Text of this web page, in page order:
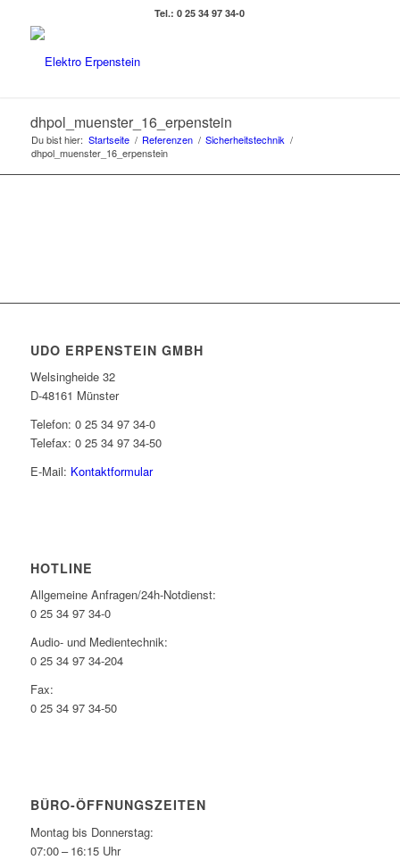
Tel.: 0 25 34 97 34-0
dhpol_muenster_16_erpenstein
Du bist hier: Startseite / Referenzen / Sicherheitstechnik /
dhpol_muenster_16_erpenstein
UDO ERPENSTEIN GMBH
Welsingheide 32
D-48161 Münster
Telefon: 0 25 34 97 34-0
Telefax: 0 25 34 97 34-50
E-Mail: Kontaktformular
HOTLINE
Allgemeine Anfragen/24h-Notdienst:
0 25 34 97 34-0
Audio- und Medientechnik:
0 25 34 97 34-204
Fax:
0 25 34 97 34-50
BÜRO-ÖFFNUNGSZEITEN
Montag bis Donnerstag:
07:00 – 16:15 Uhr